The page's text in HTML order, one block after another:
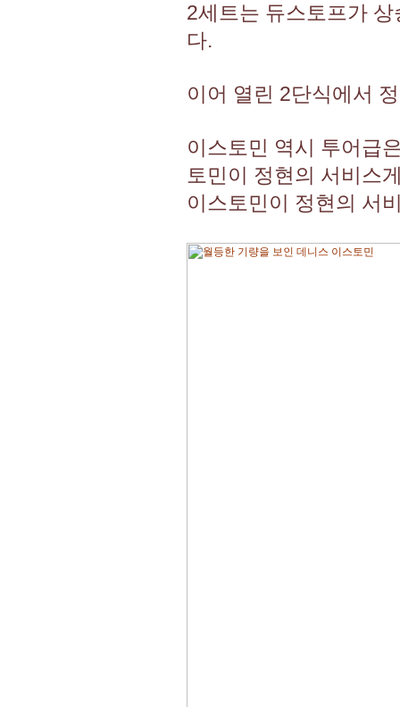
2세트는 듀스토프가
다.
이어 열린 2단식에서
이스토민 역시 투어급
토민이 정현의 서비스
이스토민이 정현의 서